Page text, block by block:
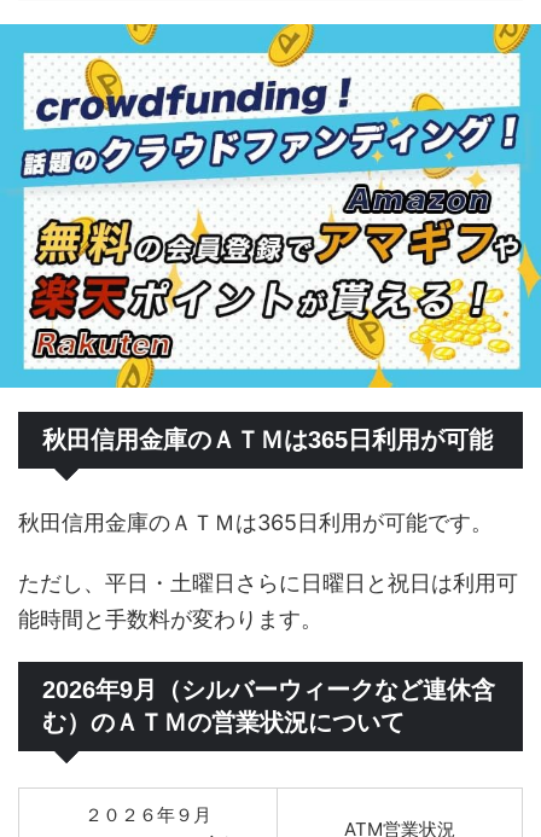
秋田信用金庫のＡＴＭは365日利用が可能
秋田信用金庫のＡＴＭは365日利用が可能です。
ただし、平日・土曜日さらに日曜日と祝日は利用可
能時間と手数料が変わります。
2026年9月（シルバーウィークなど連休含
む）のＡＴＭの営業状況について
２０２６年９月
ATM営業状況